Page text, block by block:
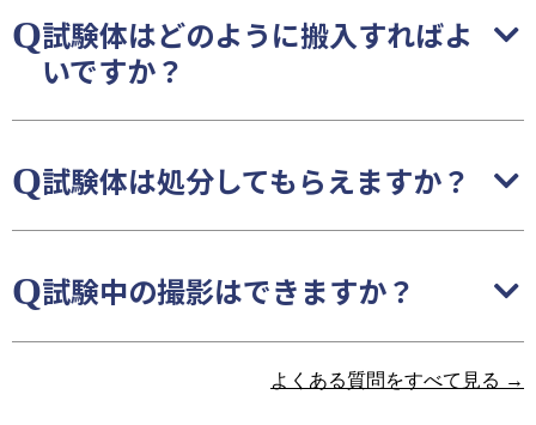
試験体はどのように搬入すればよ
いですか？
試験体は処分してもらえますか？
試験中の撮影はできますか？
よくある質問をすべて見る →